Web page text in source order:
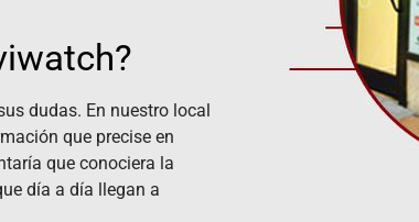
dudas. En nuestro local
que precise en
que conociera la
día a día llegan a